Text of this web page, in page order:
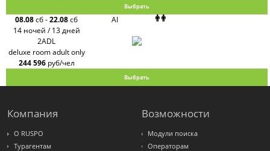
Выбрать
08.08сб-22.08сб
14 ночей / 13 дней
AI
2ADL
deluxe room adult only
244 596 руб/чел
Выбрать
Компания
О RUSPO
Турагентам
Возможности
Модули поиска
Операторам